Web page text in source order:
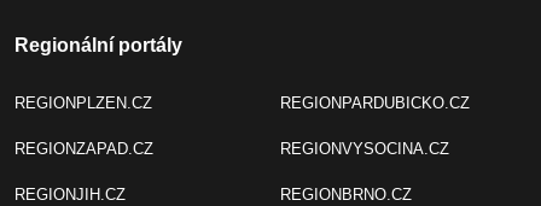
Regionální portály
REGIONPLZEN.CZ
REGIONZAPAD.CZ
REGIONJIH.CZ
REGIONPARDUBICKO.CZ
REGIONVYSOCINA.CZ
REGIONBRNO.CZ